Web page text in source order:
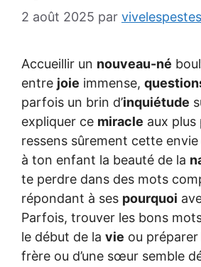
2 août 2025 par vivelespestes
Accueillir un nouveau-né
entre joie immense,
parfois un brin d’inquiétude
expliquer ce miracle aux plus
ressens sûrement cette
à ton enfant la beauté de la
te perdre dans des mots
répondant à ses pourquoi
Parfois, trouver les bons
le début de la vie ou préparer
frère ou d’une sœur semble